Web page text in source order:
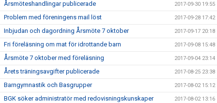
Årsmöteshandlingar publicerade 2017-09-30 19:55
Problem med föreningens mail löst 2017-09-28 17:42
Inbjudan och dagordning Årsmöte 7 oktober 2017-09-17 20:18
Fri föreläsning om mat för idrottande barn 2017-09-08 15:48
Årsmöte 7 oktober med föreläsning 2017-09-04 23:14
Årets träningsavgifter publicerade 2017-08-25 23:38
Barngymnastik och Basgrupper 2017-08-02 15:12
BGK söker administratör med redovisningskunskaper 2017-08-02 13:16